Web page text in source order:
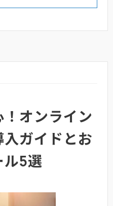
オンライン
ガイドとお
ル5選